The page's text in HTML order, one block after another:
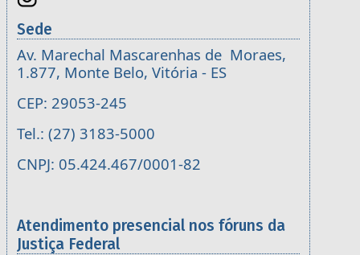
Sede
Av. Marechal Mascarenhas de Moraes,
1.877, Monte Belo, Vitória - ES
CEP: 29053-245
Tel.: (27) 3183-5000
CNPJ: 05.424.467/0001-82
Atendimento presencial nos fóruns da
Justiça Federal